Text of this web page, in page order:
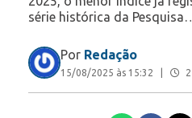
série histórica da
Por Redação
15/08/2025 às 15:32